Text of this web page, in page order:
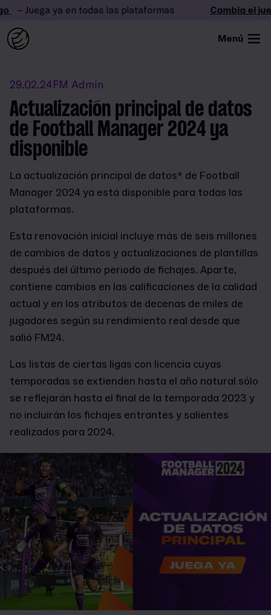
– Juega ya en todas las plataformas Cambia el
Menú
29.02.24FM Admin
Actualización principal de datos
de Football Manager 2024 ya
disponible
La actualización principal de datos* de Football
Manager 2024 ya está disponible para todas las
plataformas.
Esta renovación inicial incluye más de seis millones
de cambios de datos y actualizaciones de plantillas
después del último periodo de fichajes. Aparte,
contiene cambios en las calificaciones de la calidad
actual y en los atributos de decenas de miles de
jugadores según su rendimiento real desde que
salió FM24.
Las listas de ciertas ligas con licencia cuyas
temporadas se extienden hasta el año natural sólo
se reflejarán hasta el final de la temporada 2023 y
no incluirán los fichajes entrantes y salientes
realizados para 2024.